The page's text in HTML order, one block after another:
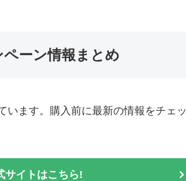
ーン情報まとめ
います。購入前に最新の情報をチェッ
サイトはこちら!